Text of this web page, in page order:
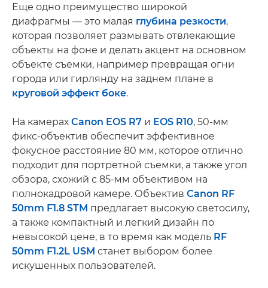
Еще одно преимущество широкой
диафрагмы — это малая глубина резкости,
которая позволяет размывать отвлекающие
объекты на фоне и делать акцент на основном
объекте съемки, например превращая огни
города или гирлянду на заднем плане в
круговой эффект боке.
На камерах Canon EOS R7 и EOS R10, 50-мм
фикс-объектив обеспечит эффективное
фокусное расстояние 80 мм, которое отлично
подходит для портретной съемки, а также угол
обзора, схожий с 85-мм объективом на
полнокадровой камере. Объектив Canon RF
50mm F1.8 STM предлагает высокую светосилу,
а также компактный и легкий дизайн по
невысокой цене, в то время как модель RF
50mm F1.2L USM станет выбором более
искушенных пользователей.